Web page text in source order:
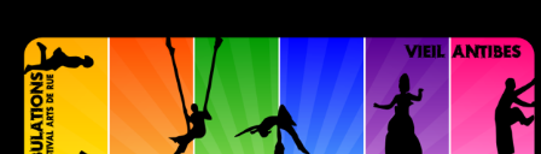
Aller
contenu
principal